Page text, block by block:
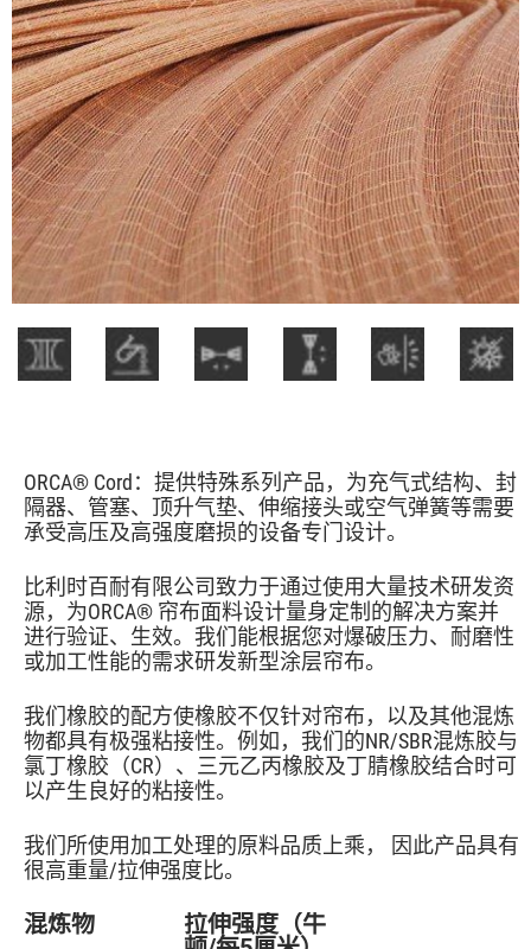
ORCA® Cord：提供特殊系列产品，为充气式结构、封
隔器、管塞、顶升气垫、伸缩接头或空气弹簧等需要
承受高压及高强度磨损的设备专门设计。
比利时百耐有限公司致力于通过使用大量技术研发资
源，为ORCA® 帘布面料设计量身定制的解决方案并
进行验证、生效。我们能根据您对爆破压力、耐磨性
或加工性能的需求研发新型涂层帘布。
我们橡胶的配方使橡胶不仅针对帘布，以及其他混炼
物都具有极强粘接性。例如，我们的NR/SBR混炼胶与
氯丁橡胶（CR）、三元乙丙橡胶及丁腈橡胶结合时可
以产生良好的粘接性。
我们所使用加工处理的原料品质上乘， 因此产品具有
很高重量/拉伸强度比。
混炼物
拉伸强度（牛